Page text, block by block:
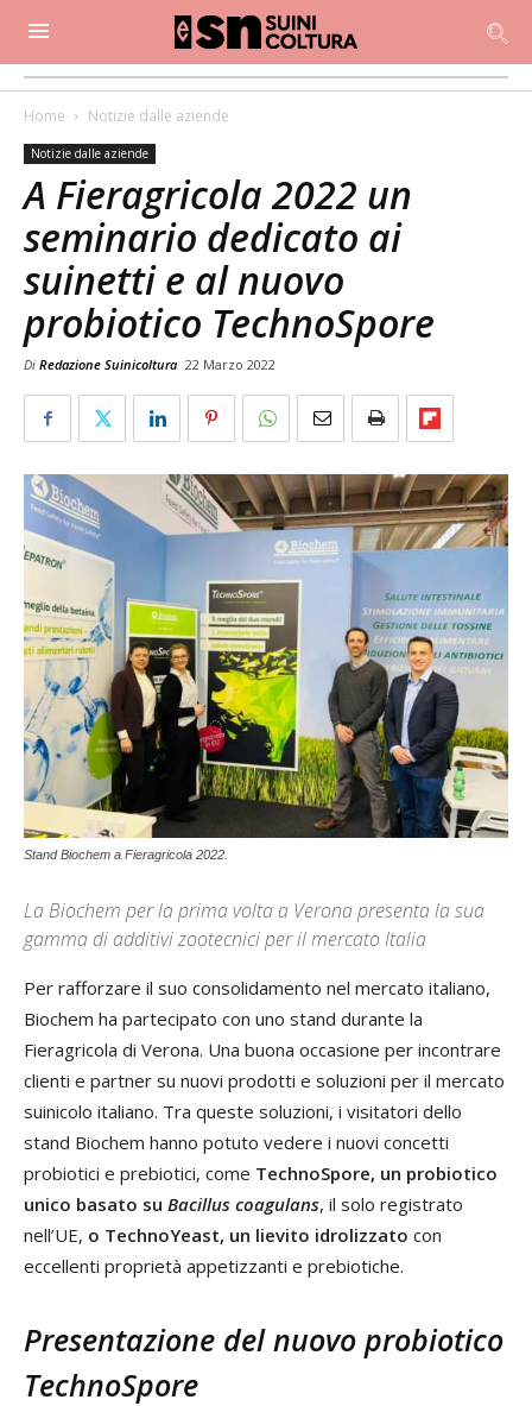
Home Notizie dalle aziende
Notizie dalle aziende
A Fieragricola 2022 un
seminario dedicato ai
suinetti e al nuovo
probiotico TechnoSpore
Di Redazione Suinicoltura 22 Marzo 2022
Stand Biochem a Fieragricola 2022.
La Biochem per la prima volta a Verona presenta la sua
gamma di additivi zootecnici per il mercato Italia
Per rafforzare il suo consolidamento nel mercato italiano,
Biochem ha partecipato con uno stand durante la
Fieragricola di Verona. Una buona occasione per incontrare
clienti e partner su nuovi prodotti e soluzioni per il mercato
suinicolo italiano. Tra queste soluzioni, i visitatori dello
stand Biochem hanno potuto vedere i nuovi concetti
probiotici e prebiotici, come TechnoSpore, un probiotico
unico basato su Bacillus coagulans, il solo registrato
nell’UE, o TechnoYeast, un lievito idrolizzato con
eccellenti proprietà appetizzanti e prebiotiche.
Presentazione del nuovo probiotico
TechnoSpore